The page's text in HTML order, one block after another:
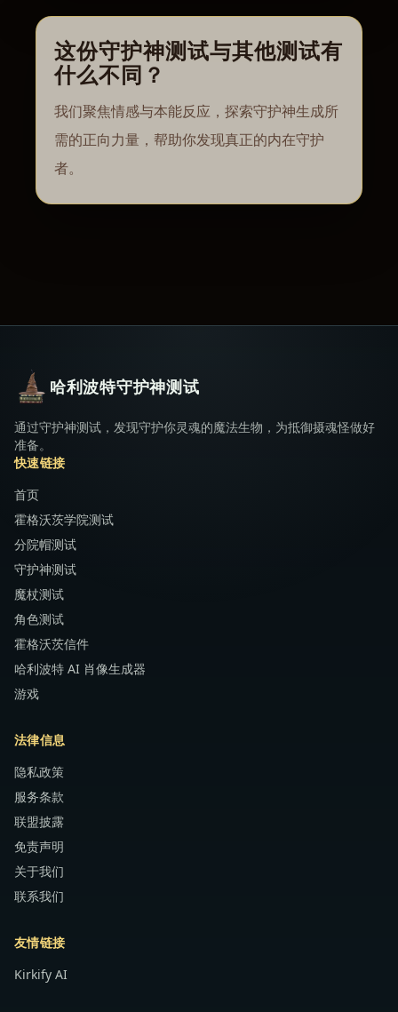
这份守护神测试与其他测试有
什么不同？
我们聚焦情感与本能反应，探索守护神生成所
需的正向力量，帮助你发现真正的内在守护
者。
哈利波特守护神测试
通过守护神测试，发现守护你灵魂的魔法生物，为抵御摄魂怪做好
准备。
快速链接
首页
霍格沃茨学院测试
分院帽测试
守护神测试
魔杖测试
角色测试
霍格沃茨信件
哈利波特 AI 肖像生成器
游戏
法律信息
隐私政策
服务条款
联盟披露
免责声明
关于我们
联系我们
友情链接
Kirkify AI